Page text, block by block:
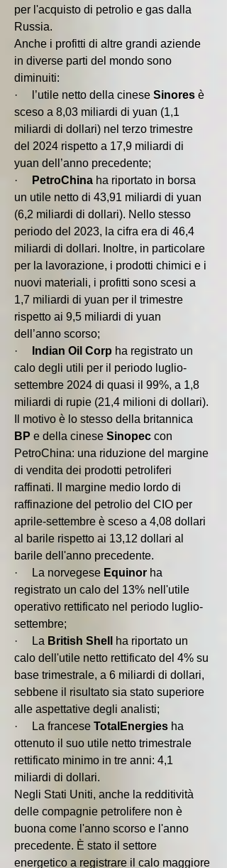
per l'acquisto di petrolio e gas dalla
Russia.
Anche i profitti di altre grandi aziende
in diverse parti del mondo sono
diminuiti:
·     l’utile netto della cinese Sinores è
sceso a 8,03 miliardi di yuan (1,1
miliardi di dollari) nel terzo trimestre
del 2024 rispetto a 17,9 miliardi di
yuan dell’anno precedente;
·
PetroChina ha riportato in borsa
un utile netto di 43,91 miliardi di yuan
(6,2 miliardi di dollari). Nello stesso
periodo del 2023, la cifra era di 46,4
miliardi di dollari. Inoltre, in particolare
per la lavorazione, i prodotti chimici e i
nuovi materiali, i profitti sono scesi a
1,7 miliardi di yuan per il trimestre
rispetto ai 9,5 miliardi di yuan
dell’anno scorso;
·
Indian Oil Corp ha registrato un
calo degli utili per il periodo luglio-
settembre 2024 di quasi il 99%, a 1,8
miliardi di rupie (21,4 milioni di dollari).
Il motivo è lo stesso della britannica
BP e della cinese Sinopec con
PetroChina: una riduzione del margine
di vendita dei prodotti petroliferi
raffinati. Il margine medio lordo di
raffinazione del petrolio del CIO per
aprile-settembre è sceso a 4,08 dollari
al barile rispetto ai 13,12 dollari al
barile dell'anno precedente.
·     La norvegese Equinor ha
registrato un calo del 13% nell'utile
operativo rettificato nel periodo luglio-
settembre;
·     La British Shell
ha riportato un
calo dell'utile netto rettificato del 4% su
base trimestrale, a 6 miliardi di dollari,
sebbene il risultato sia stato superiore
alle aspettative degli analisti;
·     La francese TotalEnergies ha
ottenuto il suo utile netto trimestrale
rettificato minimo in tre anni: 4,1
miliardi di dollari.
Negli Stati Uniti, anche la redditività
delle compagnie petrolifere non è
buona come l'anno scorso e l'anno
precedente. È stato il settore
energetico a registrare il calo maggiore